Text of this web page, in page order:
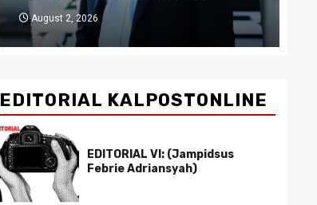
August 2, 2026
EDITORIAL KALPOSTONLINE
EDITORIAL VI: (Jampidsus
Febrie Adriansyah)